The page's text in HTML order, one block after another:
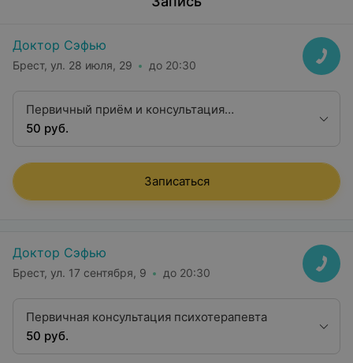
Доктор Сэфью
Брест, ул. 28 июля, 29 до 20:30
Первичный приём и консультация
психотерапевта
50 руб.
Записаться
Доктор Сэфью
Брест, ул. 17 сентября, 9 до 20:30
Первичная консультация психотерапевта
50 руб.